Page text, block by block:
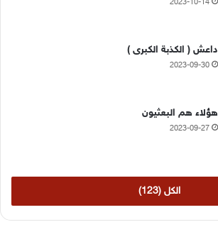
2023-10-14
داعش ( الكذبة الكبرى )
2023-09-30
هؤلاء هم البعثيون
2023-09-27
الكل (123)